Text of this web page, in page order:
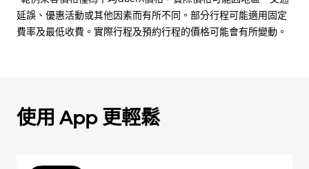
延誤、優惠活動或其他因素而有所不同。部分行程可能適用固定
費率及最低收費。實際行程及預約行程的價格可能會有所變動。
使用 App 更輕鬆